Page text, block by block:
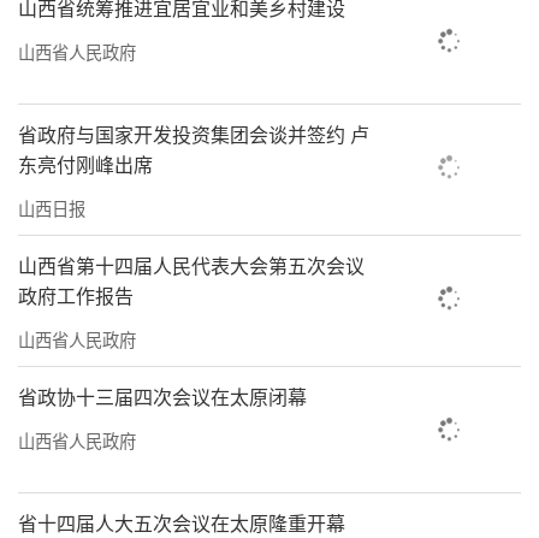
山西省统筹推进宜居宜业和美乡村建设
山西省人民政府
省政府与国家开发投资集团会谈并签约 卢
东亮付刚峰出席
山西日报
山西省第十四届人民代表大会第五次会议
政府工作报告
山西省人民政府
省政协十三届四次会议在太原闭幕
山西省人民政府
省十四届人大五次会议在太原隆重开幕